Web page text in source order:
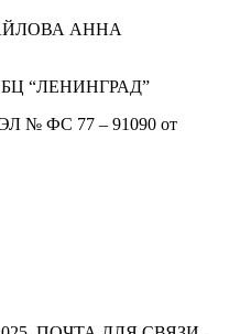
АННА
“ЛЕНИНГРАД”
№ ФС 77 – 91090 от